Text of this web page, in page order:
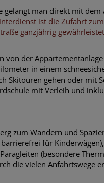
gelangt man direkt mit
ist die Zufahrt
ganzjährig
von der
in einem
Skitouren gehen oder mit
mit Verleih und
zum Wandern und
für
(besondere
die vielen Anfahrtswege